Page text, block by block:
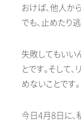
おけば、他人か
でも、止めたり
失敗してもいい
とです。そして
めないことです。
今日4月8日に、